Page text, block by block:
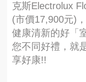
克斯Electrolux
(市價17,900元)
健康清新的好「
您不同好禮，就
享好康!!